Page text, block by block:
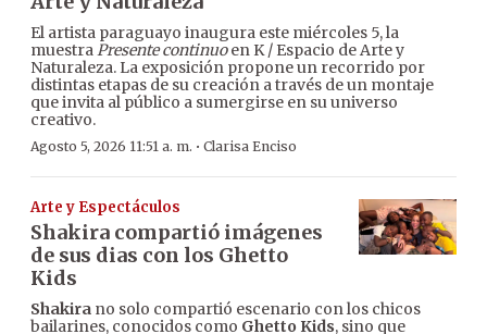
El artista paraguayo inaugura este miércoles 5, la
muestraPresente continuoen K / Espacio de Arte y
Naturaleza. La exposición propone un recorrido por
distintas etapas de su creación a través de un montaje
que invita al público a sumergirse en su universo
creativo.
Agosto 5, 2026 11:51 a. m. · Clarisa Enciso
Arte y Espectáculos
Shakira compartió imágenes
de sus dias con los Ghetto
Kids
Shakira no solo compartió escenario con los chicos
bailarines, conocidos como Ghetto Kids, sino que